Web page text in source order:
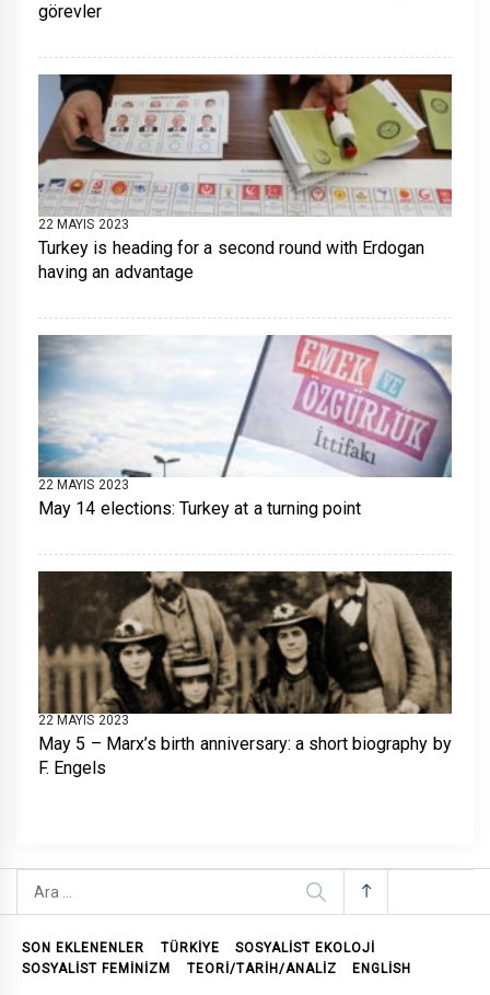
görevler
22 MAYIS 2023
Turkey is heading for a second round with Erdogan
having an advantage
22 MAYIS 2023
May 14 elections: Turkey at a turning point
22 MAYIS 2023
May 5 – Marx’s birth anniversary: a short biography by
F. Engels
Arama:
SON EKLENENLER TÜRKİYE
SOSYALIST EKOLOJI
SOSYALIST FEMINIZM
TEORI/TARIH/ANALIZ ENGLISH